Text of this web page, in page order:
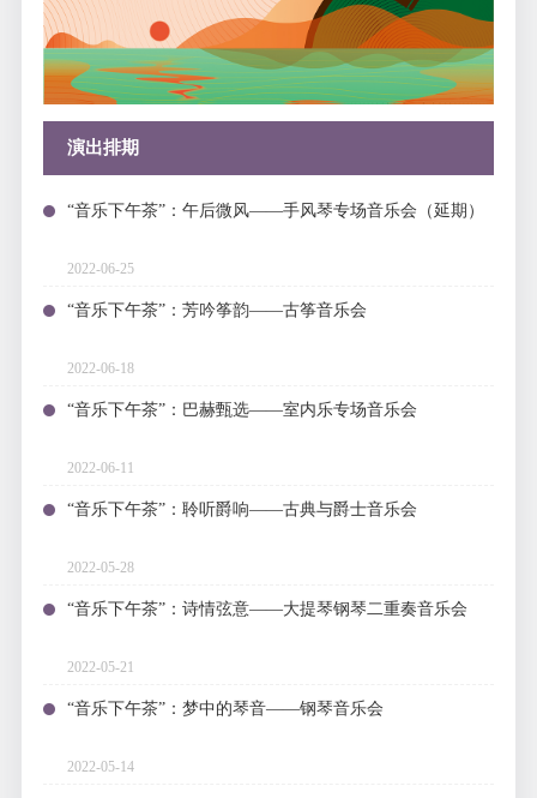
演出排期
“音乐下午茶”：午后微风——手风琴专场音乐会（延期）
2022-06-25
“音乐下午茶”：芳吟筝韵——古筝音乐会
2022-06-18
“音乐下午茶”：巴赫甄选——室内乐专场音乐会
2022-06-11
“音乐下午茶”：聆听爵响——古典与爵士音乐会
2022-05-28
“音乐下午茶”：诗情弦意——大提琴钢琴二重奏音乐会
2022-05-21
“音乐下午茶”：梦中的琴音——钢琴音乐会
2022-05-14